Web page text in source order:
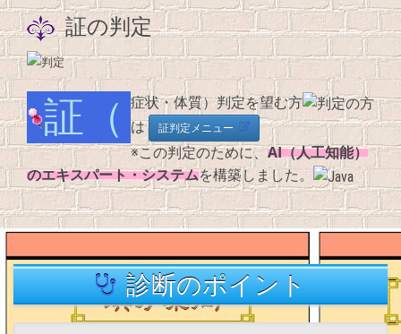
証の判定
証（症状・体質）判定を望む方
は
証判定メニュー
※この判定のために、AI（人工知能）
のエキスパート・システムを構築しました。
診断のポイント